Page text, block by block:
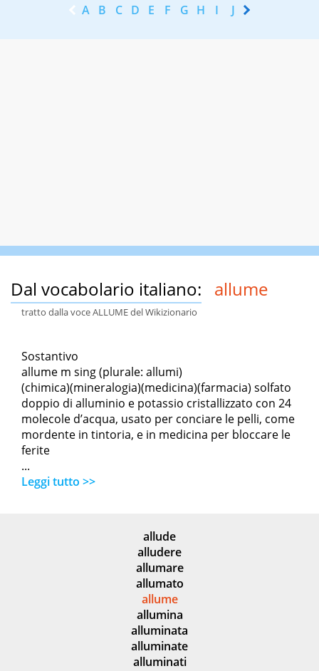
A B C D E F G H I J K
Dal vocabolario italiano: allume
tratto dalla voce ALLUME del Wikizionario
Sostantivo
allume m sing (plurale: allumi)
(chimica)(mineralogia)(medicina)(farmacia) solfato
doppio di alluminio e potassio cristallizzato con 24
molecole d’acqua, usato per conciare le pelli, come
mordente in tintoria, e in medicina per bloccare le
ferite
...
Leggi tutto >>
allude
alludere
allumare
allumato
allume
allumina
alluminata
alluminate
alluminati